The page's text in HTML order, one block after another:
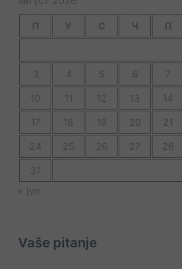
П У С Ч П
3
4 5 6 7
10
11 12 13 14
17
18 19 20 21
24
25 26 27 28
31
« јул
Vaše pitanje